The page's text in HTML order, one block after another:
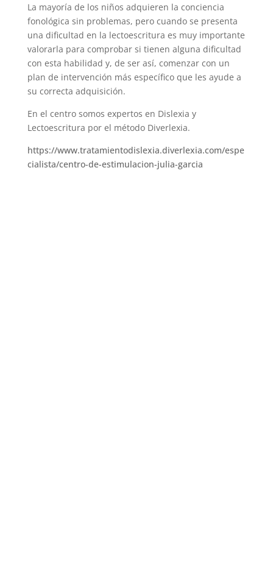
La mayoría de los niños adquieren la conciencia
fonológica sin problemas, pero cuando se presenta
una dificultad en la lectoescritura es muy importante
valorarla para comprobar si tienen alguna dificultad
con esta habilidad y, de ser así, comenzar con un
plan de intervención más específico que les ayude a
su correcta adquisición.
En el centro somos expertos en Dislexia y
Lectoescritura por el método Diverlexia.
https://www.tratamientodislexia.diverlexia.com/espe
cialista/centro-de-estimulacion-julia-garcia